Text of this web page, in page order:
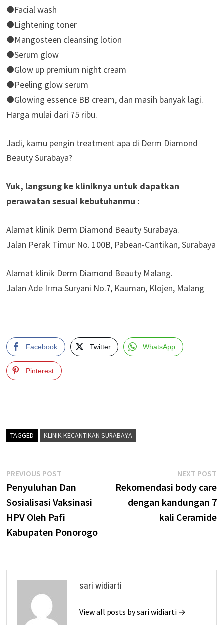
●Facial wash
●Lightening toner
●Mangosteen cleansing lotion
●Serum glow
●Glow up premium night cream
●Peeling glow serum
●Glowing essence BB cream, dan masih banyak lagi.
Harga mulai dari 75 ribu.
Jadi, kamu pengin treatment apa di Derm Diamond
Beauty Surabaya?
Yuk, langsung ke kliniknya untuk dapatkan
perawatan sesuai kebutuhanmu :
Alamat klinik Derm Diamond Beauty Surabaya.
Jalan Perak Timur No. 100B, Pabean-Cantikan, Surabaya
Alamat klinik Derm Diamond Beauty Malang.
Jalan Ade Irma Suryani No.7, Kauman, Klojen, Malang
Facebook Twitter WhatsApp
Pinterest
TAGGED KLINIK KECANTIKAN SURABAYA
Post
navigation
PREVIOUS POSTPrevious
post:
Penyuluhan Dan
Sosialisasi Vaksinasi
HPV Oleh Pafi
Kabupaten Ponorogo
NEXT POST
Rekomendasi body care
dengan kandungan 7
kali Ceramide
sari widiarti
View all posts by sari widiarti →